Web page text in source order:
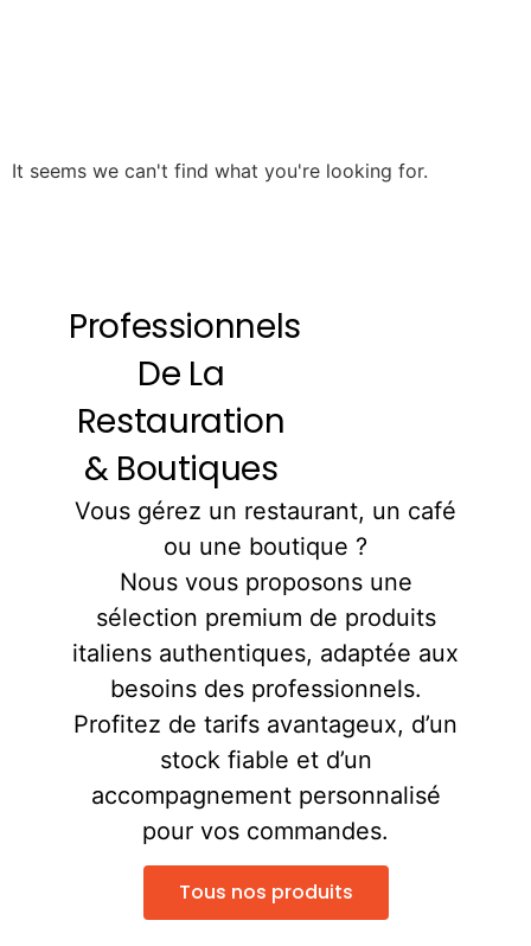
It seems we can't find what you're looking for.
Professionnels
De La
Restauration
& Boutiques
Vous gérez un restaurant, un café
ou une boutique ?
Nous vous proposons une
sélection premium de produits
italiens authentiques, adaptée aux
besoins des professionnels.
Profitez de tarifs avantageux, d’un
stock fiable et d’un
accompagnement personnalisé
pour vos commandes.
Tous nos produits